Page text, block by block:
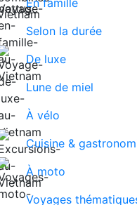
Selon la durée
De luxe
Lune de miel
À vélo
Cuisine &
À moto
Voyages